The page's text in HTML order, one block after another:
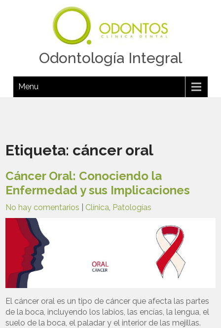
Odontología Integral
Menu
Etiqueta: cáncer oral
Cáncer Oral: Conociendo la
Enfermedad y sus Implicaciones
No hay comentarios Clínica, Patologías
El cáncer oral es un tipo de cáncer que afecta las partes
de la boca, incluyendo los labios, las encías, la lengua, el
suelo de la boca, el paladar y el interior de las mejillas.